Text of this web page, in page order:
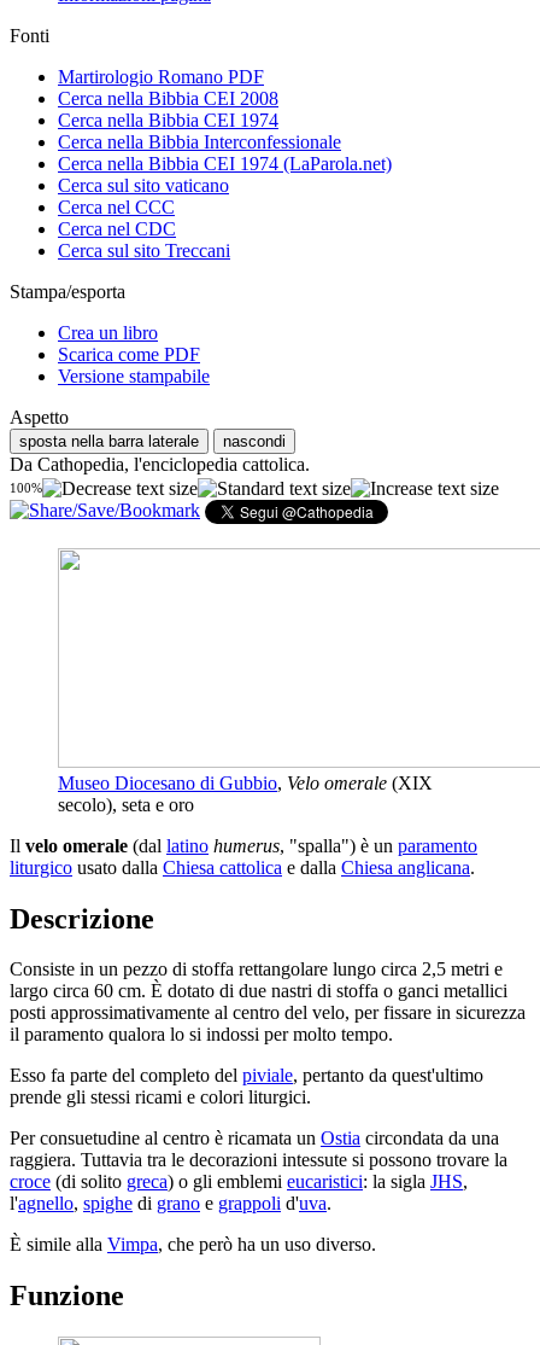
Fonti
Martirologio Romano PDF
Cerca nella Bibbia CEI 2008
Cerca nella Bibbia CEI 1974
Cerca nella Bibbia Interconfessionale
Cerca nella Bibbia CEI 1974 (LaParola.net)
Cerca sul sito vaticano
Cerca nel CCC
Cerca nel CDC
Cerca sul sito Treccani
Stampa/esporta
Crea un libro
Scarica come PDF
Versione stampabile
Aspetto
sposta nella barra laterale nascondi
Da Cathopedia, l'enciclopedia cattolica.
100%
Museo Diocesano di Gubbio, Velo omerale (XIX
secolo), seta e oro
Il velo omerale (dal latino humerus, "spalla") è un paramento
liturgico usato dalla Chiesa cattolica e dalla Chiesa anglicana.
Descrizione
Consiste in un pezzo di stoffa rettangolare lungo circa 2,5 metri e
largo circa 60 cm. È dotato di due nastri di stoffa o ganci metallici
posti approssimativamente al centro del velo, per fissare in sicurezza
il paramento qualora lo si indossi per molto tempo.
Esso fa parte del completo del piviale, pertanto da quest'ultimo
prende gli stessi ricami e colori liturgici.
Per consuetudine al centro è ricamata un Ostia circondata da una
raggiera. Tuttavia tra le decorazioni intessute si possono trovare la
croce (di solito greca) o gli emblemi eucaristici: la sigla JHS,
l'agnello, spighe di grano e grappoli d'uva.
È simile alla Vimpa, che però ha un uso diverso.
Funzione